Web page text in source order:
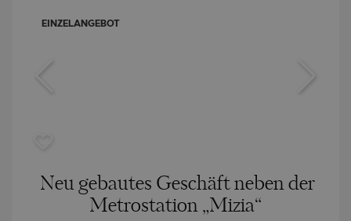
EINZELANGEBOT
Neu gebautes Geschäft neben der
Metrostation „Mizia“